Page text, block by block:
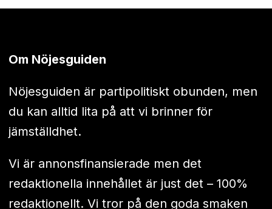
Om Nöjesguiden
Nöjesguiden är partipolitiskt obunden, men
du kan alltid lita på att vi brinner för
jämställdhet.
Vi är annonsfinansierade men det
redaktionella innehållet är just det – 100%
redaktionellt. Vi tror på den goda smaken